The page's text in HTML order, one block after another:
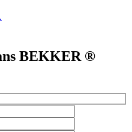
BEKKER ®